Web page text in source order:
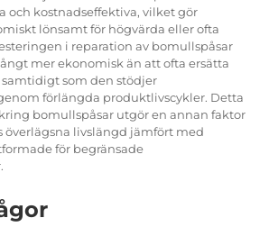
kostnadseffektiva, vilket gör
lönsamt för högvärda eller ofta
i reparation av bomullspåsar
mer ekonomisk än att ofta ersätta
som den stödjer
förlängda produktlivscykler. Detta
bomullspåsar utgör en annan faktor
överlägsna livslängd jämfört med
för begränsade